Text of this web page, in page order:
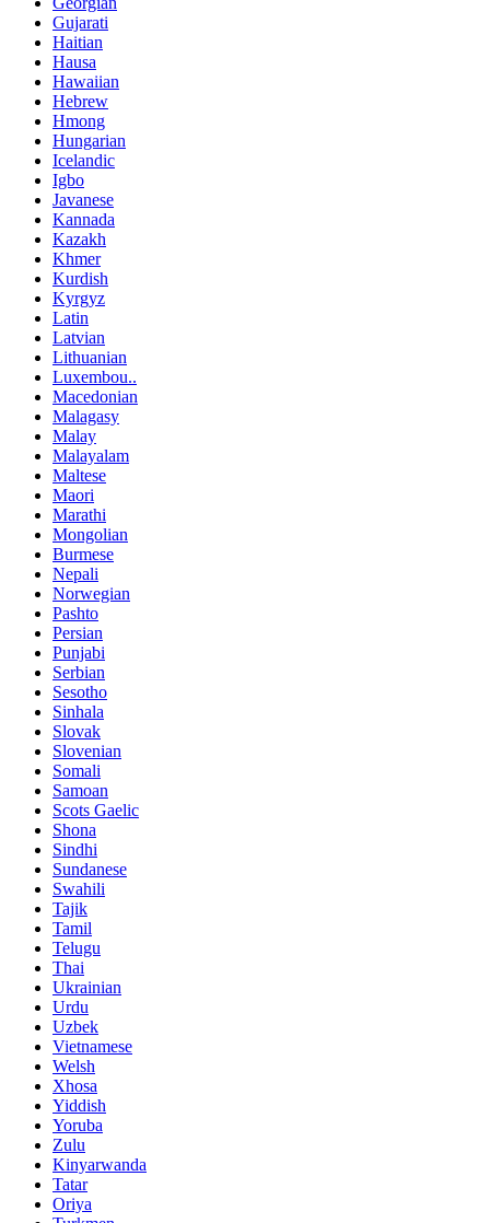
Gujarati
Haitian
Hausa
Hawaiian
Hebrew
Hmong
Hungarian
Icelandic
Igbo
Javanese
Kannada
Kazakh
Khmer
Kurdish
Kyrgyz
Latin
Latvian
Lithuanian
Luxembou..
Macedonian
Malagasy
Malay
Malayalam
Maltese
Maori
Marathi
Mongolian
Burmese
Nepali
Norwegian
Pashto
Persian
Punjabi
Serbian
Sesotho
Sinhala
Slovak
Slovenian
Somali
Samoan
Scots Gaelic
Shona
Sindhi
Sundanese
Swahili
Tajik
Tamil
Telugu
Thai
Ukrainian
Urdu
Uzbek
Vietnamese
Welsh
Xhosa
Yiddish
Yoruba
Zulu
Kinyarwanda
Tatar
Oriya